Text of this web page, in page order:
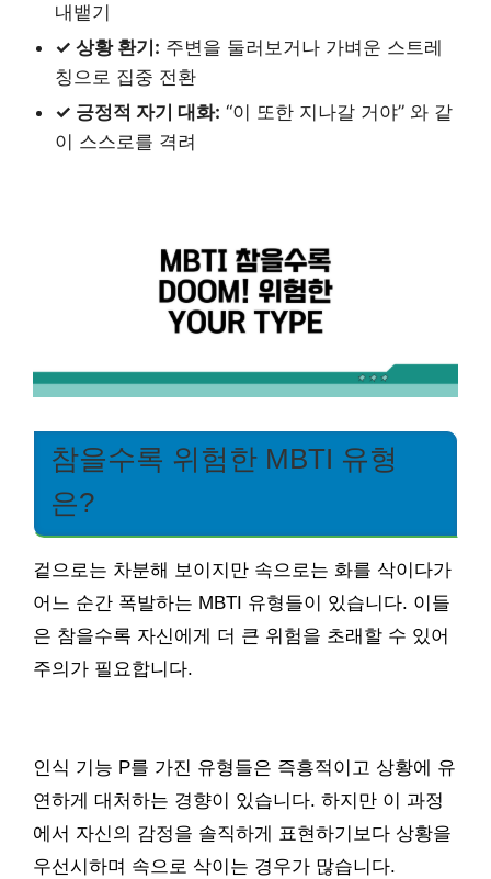
내뱉기
✓ 상황 환기: 주변을 둘러보거나 가벼운 스트레
칭으로 집중 전환
✓ 긍정적 자기 대화: “이 또한 지나갈 거야” 와 같
이 스스로를 격려
참을수록 위험한 MBTI 유형
은?
겉으로는 차분해 보이지만 속으로는 화를 삭이다가
어느 순간 폭발하는 MBTI 유형들이 있습니다. 이들
은 참을수록 자신에게 더 큰 위험을 초래할 수 있어
주의가 필요합니다.
인식 기능 P를 가진 유형들은 즉흥적이고 상황에 유
연하게 대처하는 경향이 있습니다. 하지만 이 과정
에서 자신의 감정을 솔직하게 표현하기보다 상황을
우선시하며 속으로 삭이는 경우가 많습니다.